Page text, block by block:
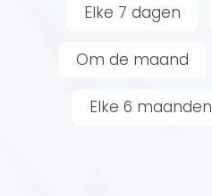
Elke 7 dagen
Om de maand
Elke 6 maanden